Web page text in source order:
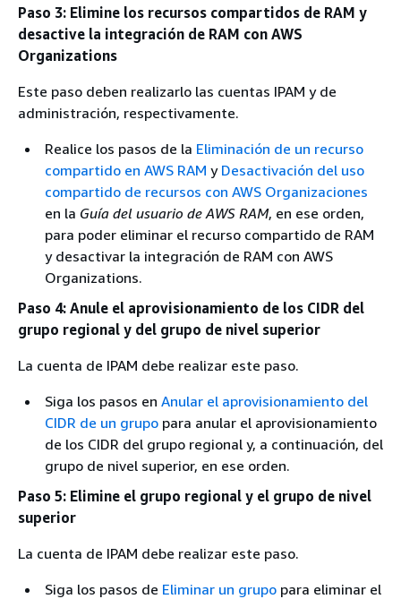
Paso 3: Elimine los recursos compartidos de RAM y
desactive la integración de RAM con AWS
Organizations
Este paso deben realizarlo las cuentas IPAM y de
administración, respectivamente.
Realice los pasos de la Eliminación de un recurso
compartido en AWS RAM y Desactivación del uso
compartido de recursos con AWS Organizaciones
en la Guía del usuario de AWS RAM, en ese orden,
para poder eliminar el recurso compartido de RAM
y desactivar la integración de RAM con AWS
Organizations.
Paso 4: Anule el aprovisionamiento de los CIDR del
grupo regional y del grupo de nivel superior
La cuenta de IPAM debe realizar este paso.
Siga los pasos en Anular el aprovisionamiento del
CIDR de un grupo para anular el aprovisionamiento
de los CIDR del grupo regional y, a continuación, del
grupo de nivel superior, en ese orden.
Paso 5: Elimine el grupo regional y el grupo de nivel
superior
La cuenta de IPAM debe realizar este paso.
Siga los pasos de Eliminar un grupo para eliminar el